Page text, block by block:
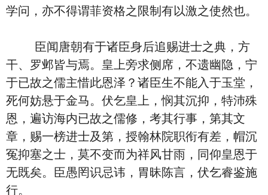
学问，亦不得谓菲资格之限制有以激之使然也。
臣闻唐朝有于诸臣身后追赐进士之典，方
干、罗邺皆与焉。皇上旁求侧席，不遗幽隐，宁
于已故之儒主惜此恩泽？诸臣生不能入于玉堂，
死何妨悬于金马。伏乞皇上，悯其沉抑，特沛殊
恩，遍访海内已故之儒修，考其行事，第其文
章，赐一榜进士及第，授翰林院职衔有差，帽沉
冤抑塞之士，莫不变而为祥风甘雨，同仰皇恩于
无既矣。臣愚罔识忌讳，胃昧陈言，伏乞睿鉴施
行。